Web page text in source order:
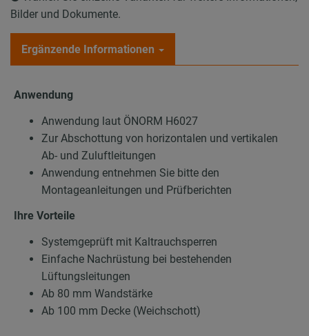
Bilder und Dokumente.
Ergänzende Informationen
Anwendung
Anwendung laut ÖNORM H6027
Zur Abschottung von horizontalen und vertikalen
Ab- und Zuluftleitungen
Anwendung entnehmen Sie bitte den
Montageanleitungen und Prüfberichten
Ihre Vorteile
Systemgeprüft mit Kaltrauchsperren
Einfache Nachrüstung bei bestehenden
Lüftungsleitungen
Ab 80 mm Wandstärke
Ab 100 mm Decke (Weichschott)